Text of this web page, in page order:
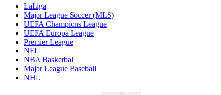
LaLiga
Major League Soccer (MLS)
UEFA Champions League
UEFA Europa League
Premier League
NFL
NBA Basketball
Major League Baseball
NHL